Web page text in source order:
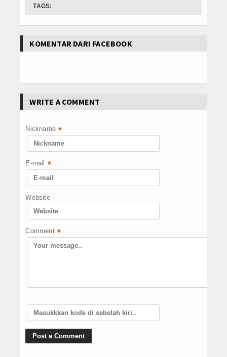
TAGS:
KOMENTAR DARI FACEBOOK
WRITE A COMMENT
Nickname *
E-mail *
Website
Comment *